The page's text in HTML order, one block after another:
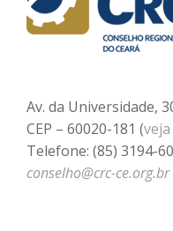
Av. da Universidade,
CEP – 60020-181 (
Telefone: (85) 3194-
conselho@crc-ce.org.br